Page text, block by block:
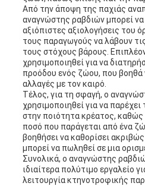
Από την άποψη της παχιάς
αναγνώστης ραβδιών μπορεί να
αξιόπιστες αξιολογήσεις του
τους παραγωγούς να λάβουν
τους στόχους βάρους.
χρησιμοποιηθεί για να
προόδου ενός ζώου, που βοηθά
αλλαγές με τον καιρό.
Τέλος, για τη σφαγή, ο
χρησιμοποιηθεί για να
στην ποιότητα κρέατος, καθώς
ποσό που παράγεται από ένα
βοηθήσει να καθορίσει
μπορεί να πωληθεί σε μια
Συνολικά, ο αναγνώστης
ιδιαίτερα πολύτιμο εργαλείο
λειτουργία κτηνοτροφικής